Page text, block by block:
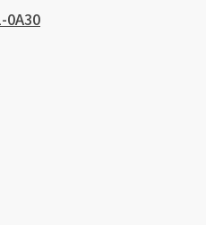
定金額をお伝えいた
0A30